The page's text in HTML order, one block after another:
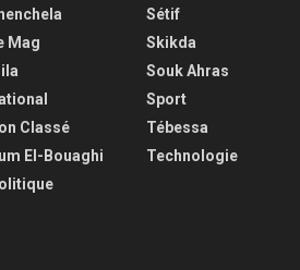
Mag
Classé
El-Bouaghi
Sétif
Skikda
Souk Ahras
Sport
Tébessa
Technologie